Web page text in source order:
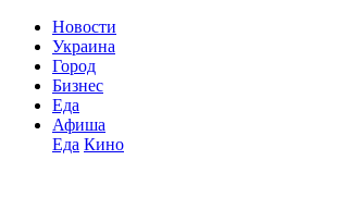
Новости
Украина
Город
Бизнес
Еда
Афиша
Еда Кино